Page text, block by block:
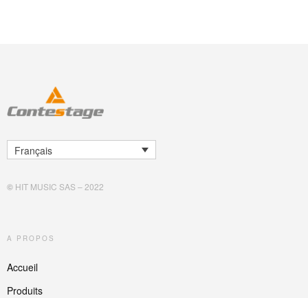
Français
© HIT MUSIC SAS – 2022
A PROPOS
Accueil
Produits